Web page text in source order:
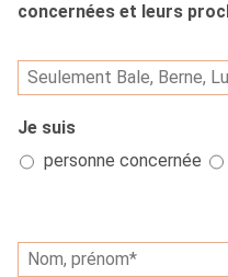
concernées et leurs
Je suis
personne concernée